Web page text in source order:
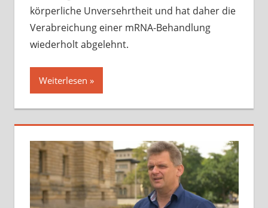
körperliche Unversehrtheit und hat daher die
Verabreichung einer mRNA-Behandlung
wiederholt abgelehnt.
Weiterlesen